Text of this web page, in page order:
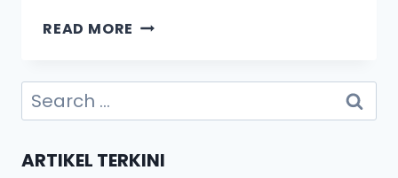
READ MORE
ARTIKEL TERKINI